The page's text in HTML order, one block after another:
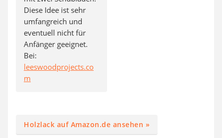
Diese Idee ist sehr
umfangreich und
eventuell nicht für
Anfänger geeignet.
Bei:
leeswoodprojects.co
m
Holzlack auf Amazon.de ansehen »